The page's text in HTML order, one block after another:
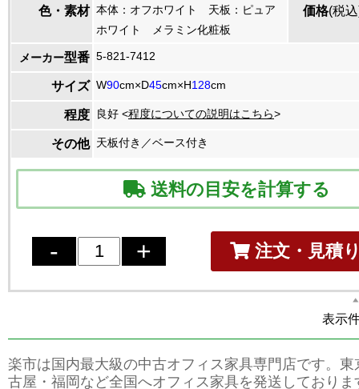
色・素材 本体：オフホワイト 天板：ピュア
ホワイト メラミン化粧板
価格(税
メーカー型番 5-821-7412
サイズ W90cm×D45cm×H128cm
程度 良好 <程度についての説明はこちら>
その他 天板付き／ベース付き
送料の目安を計算する
注文・見積
表示
楽市は国内最大級の中古オフィス家具専門店です。東
古屋・福岡など全国へオフィス家具を発送しておりま